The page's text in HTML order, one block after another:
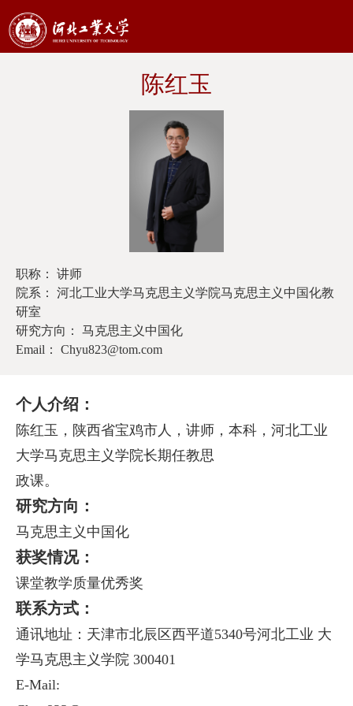
陈红玉
职称： 讲师
院系： 河北工业大学马克思主义学院马克思主义中国化教
研室
研究方向： 马克思主义中国化
Email： Chyu823@tom.com
个人介绍：
陈红玉，陕西省宝鸡市人，讲师，本科，河北工业
大学马克思主义学院长期任教思
政课。
研究方向：
马克思主义中国化
获奖情况：
课堂教学质量优秀奖
联系方式：
通讯地址：天津市北辰区西平道5340号河北工业 大
学马克思主义学院 300401
E-Mail: